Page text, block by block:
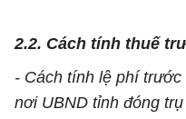
2.2. Cách tính thuế
- Cách tính lệ phí
nơi UBND tỉnh đóng